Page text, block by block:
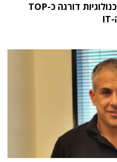
מחקר STKI השנתי: וואן טכנולוגיות דורגה כ-TOP